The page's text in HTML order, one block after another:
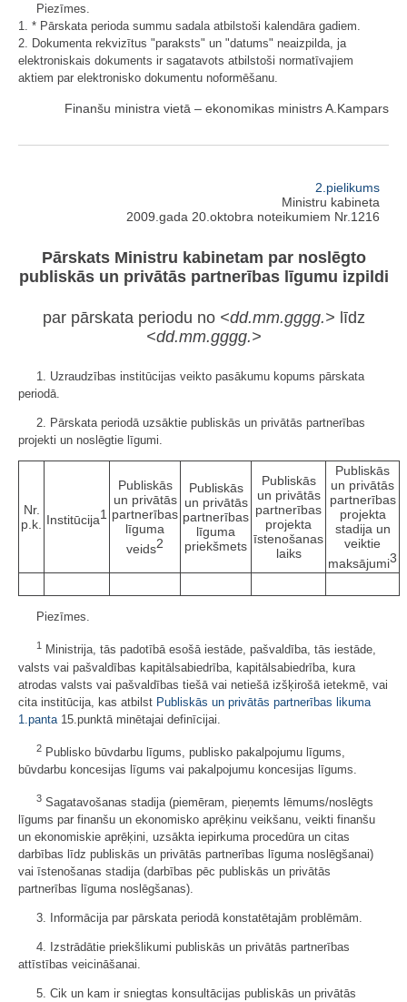
Piezīmes.
1. * Pārskata perioda summu sadala atbilstoši kalendāra gadiem.
2. Dokumenta rekvizītus "paraksts" un "datums" neaizpilda, ja
elektroniskais dokuments ir sagatavots atbilstoši normatīvajiem
aktiem par elektronisko dokumentu noformēšanu.
Finanšu ministra vietā – ekonomikas ministrs A.Kampars
2.pielikums
Ministru kabineta
2009.gada 20.oktobra noteikumiem Nr.1216
Pārskats Ministru kabinetam par noslēgto
publiskās un privātās partnerības līgumu izpildi
par pārskata periodu no <dd.mm.gggg.> līdz
<dd.mm.gggg.>
1. Uzraudzības institūcijas veikto pasākumu kopums pārskata
periodā.
2. Pārskata periodā uzsāktie publiskās un privātās partnerības
projekti un noslēgtie līgumi.
Nr.
p.k. Institūcija1
Publiskās
un privātās
partnerības
līguma
veids2
Publiskās
un privātās
partnerības
līguma
priekšmets
Publiskās
un privātās
partnerības
projekta
īstenošanas
laiks
Publiskās
un privātās
partnerības
projekta
stadija un
veiktie
maksājumi3
Piezīmes.
1 Ministrija, tās padotībā esošā iestāde, pašvaldība, tās iestāde,
valsts vai pašvaldības kapitālsabiedrība, kapitālsabiedrība, kura
atrodas valsts vai pašvaldības tiešā vai netiešā izšķirošā ietekmē, vai
cita institūcija, kas atbilst Publiskās un privātās partnerības likuma
1.panta 15.punktā minētajai definīcijai.
2 Publisko būvdarbu līgums, publisko pakalpojumu līgums,
būvdarbu koncesijas līgums vai pakalpojumu koncesijas līgums.
3 Sagatavošanas stadija (piemēram, pieņemts lēmums/noslēgts
līgums par finanšu un ekonomisko aprēķinu veikšanu, veikti finanšu
un ekonomiskie aprēķini, uzsākta iepirkuma procedūra un citas
darbības līdz publiskās un privātās partnerības līguma noslēgšanai)
vai īstenošanas stadija (darbības pēc publiskās un privātās
partnerības līguma noslēgšanas).
3. Informācija par pārskata periodā konstatētajām problēmām.
4. Izstrādātie priekšlikumi publiskās un privātās partnerības
attīstības veicināšanai.
5. Cik un kam ir sniegtas konsultācijas publiskās un privātās